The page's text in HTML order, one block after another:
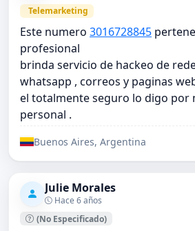
Telemarketing
Este numero 3016728845
profesional
brinda servicio de hackeo de
whatsapp , correos y paginas
el totalmente seguro lo digo por
personal .
Buenos Aires, Argentina
Julie Morales
Hace 6 años
(No Especificado)